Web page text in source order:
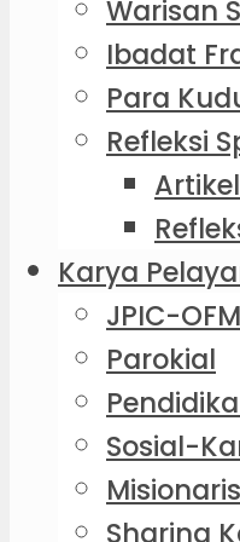
Warisan
Ibadat
Para
Refleksi
Karya
JPIC-
Parokial
Sosial-
Misionaris
Sharing